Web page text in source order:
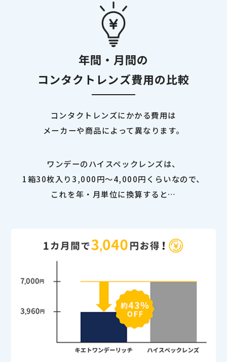
年間・月間の
コンタクトレンズ費用の比較
コンタクトレンズにかかる費用は
メーカーや商品によって異なります。
ワンデーのハイスペックレンズは、
1箱30枚入り3,000円～4,000円くらいなので、
これを年・月単位に換算すると…